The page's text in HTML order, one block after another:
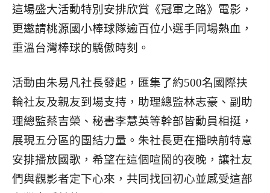
這場盛大活動特別安排欣賞《冠軍之路》電影，
更邀請桃源國小棒球隊逾百位小選手同場熱血，
重溫台灣棒球的驕傲時刻。
活動由朱易凡社長發起，匯集了約500名國際扶
輪社友及親友到場支持，助理總監林志豪、副助
理總監蔡吉榮、秘書李慧英等幹部皆動員相挺，
展現五分區的團結力量。朱社長更在播映前特意
安排播放國歌，希望在這個喧鬧的夜晚，讓社友
們與觀影者定下心來，共同找回初心並感受這部